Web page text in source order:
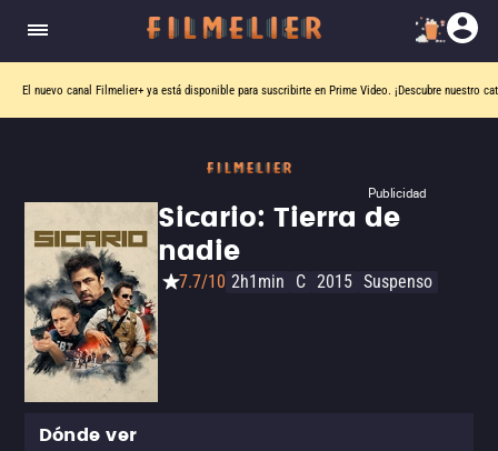
El nuevo canal Filmelier+ ya está disponible para suscribirte en Prime Video. ¡Descubre nuestro
Publicidad
Sicario: Tierra de
nadie
7.7/10 2h1min C 2015 Suspenso
Dónde ver